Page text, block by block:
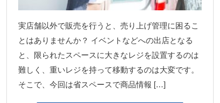
実店舗以外で販売を行うと、売り上げ管理に困るこ
とはありませんか？ イベントなどへの出店となる
と、限られたスペースに大きなレジを設置するのは
難しく、重いレジを持って移動するのは大変です。
そこで、今回は省スペースで商品情報 […]